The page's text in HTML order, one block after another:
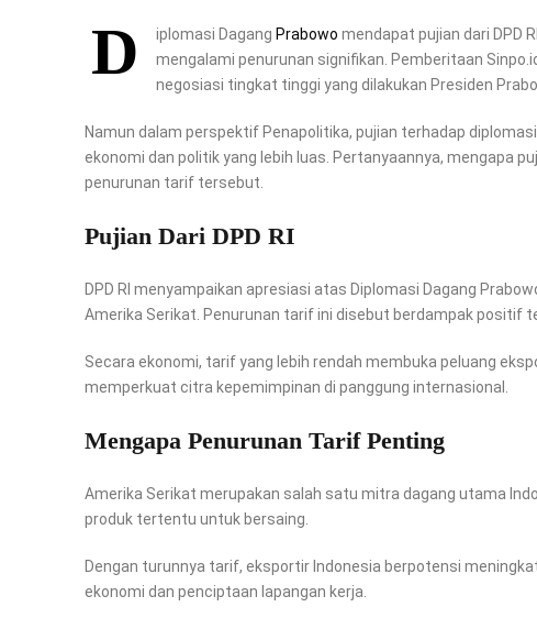
D iplomasi Dagang Prabowo mendapat pujian dari DPD
mengalami penurunan signifikan. Pemberitaan
negosiasi tingkat tinggi yang dilakukan Presiden
Namun dalam perspektif Penapolitika, pujian terhadap
ekonomi dan politik yang lebih luas. Pertanyaannya, mengapa
penurunan tarif tersebut.
Pujian Dari DPD RI
DPD RI menyampaikan apresiasi atas Diplomasi Dagang
Amerika Serikat. Penurunan tarif ini disebut berdampak positif
Secara ekonomi, tarif yang lebih rendah membuka peluang
memperkuat citra kepemimpinan di panggung internasional.
Mengapa Penurunan Tarif Penting
Amerika Serikat merupakan salah satu mitra dagang utama
produk tertentu untuk bersaing.
Dengan turunnya tarif, eksportir Indonesia berpotensi
ekonomi dan penciptaan lapangan kerja.